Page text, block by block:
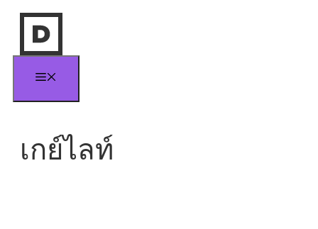
Skip
content
เกย์ไลท์